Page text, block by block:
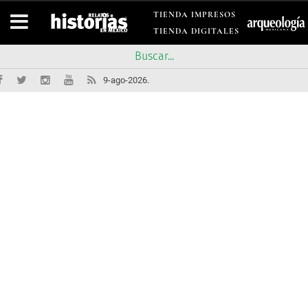
TIENDA IMPRESOS
TIENDA DIGITALES
9-ago-2026.